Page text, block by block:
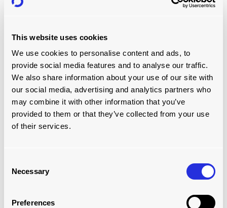
This website uses cookies
We use cookies to personalise content and ads, to
provide social media features and to analyse our traffic.
We also share information about your use of our site with
our social media, advertising and analytics partners who
may combine it with other information that you’ve
provided to them or that they’ve collected from your use
of their services.
Selection
Necessary
Preferences
チームスピリットと、同僚や顧客との協力関係を楽しん